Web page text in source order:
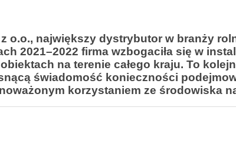
z o.o., największy dystrybutor w branży
2021–2022 firma wzbogaciła się w
na terenie całego kraju. To
świadomość konieczności
korzystaniem ze środowiska